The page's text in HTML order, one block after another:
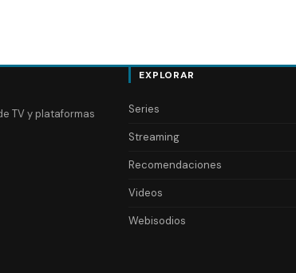
TV y plataformas
EXPLORAR
Series
Streaming
Recomendaciones
Videos
Webisodios